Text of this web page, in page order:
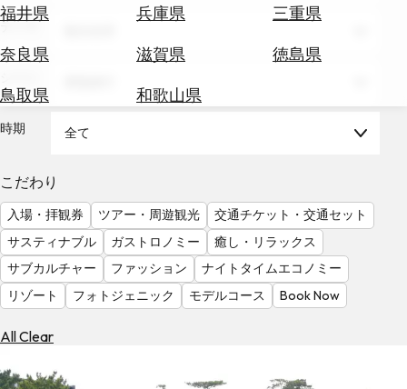
福井県
兵庫県
三重県
奈良県
滋賀県
徳島県
鳥取県
和歌山県
券
テ
を
調
べ
る
天
気
を
見
る
テーマ
時期 全て
こだわり
入場・拝観券 ツアー・周遊観光
交通チケット・交通セット
サスティナブル
ガストロノミー
癒し・リラックス
サブカルチャー
ファッション
ナイトタイムエコノミー
リゾート
フォトジェニック モデルコース Book Now
All Clear